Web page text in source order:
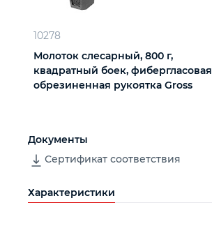
10278
Молоток слесарный, 800 г,
квадратный боек, фибергласовая
обрезиненная рукоятка Gross
Документы
Сертификат соответствия
Характеристики